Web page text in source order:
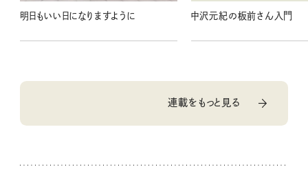
明日もいい日になりますように 中沢元紀の板前さん入門
連載をもっと見る